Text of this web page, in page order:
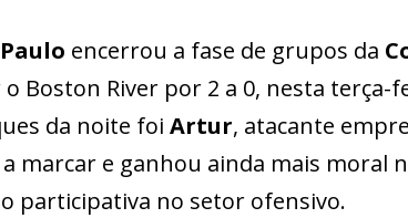
encerrou a fase de grupos da
o Boston River por 2 a 0, nesta terça-
da noite foi Artur, atacante
marcar e ganhou ainda mais moral
participativa no setor ofensivo.